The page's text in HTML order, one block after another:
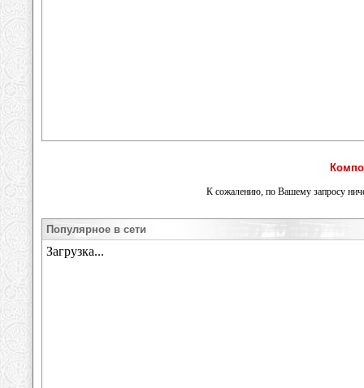
К сожалению, по Вашему запросу
Популярное в сети